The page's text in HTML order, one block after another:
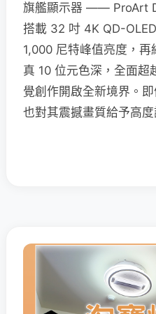
旗艦顯示器 —— ProArt
搭載 32 吋 4K QD-
1,000 尼特峰值亮度，
真 10 位元色深，全面超
覺創作開啟全新境界。
也對其震撼畫質給予高度